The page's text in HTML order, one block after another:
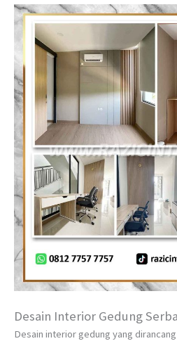
Desain Interior Gedung
Desain interior gedung yang